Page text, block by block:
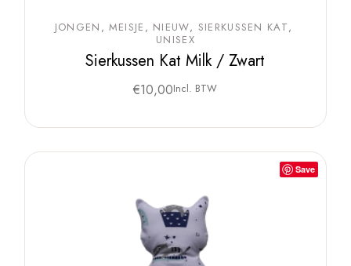
JONGEN MEISJE NIEUW
SIERKUSSEN KAT
UNISEX
Sierkussen Kat Milk / Zwart
€10,00Incl. BTW
Save